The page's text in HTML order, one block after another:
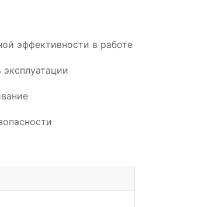
эффективности в работе